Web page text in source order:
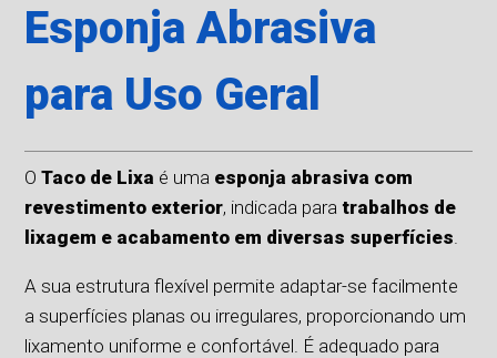
Esponja Abrasiva
para Uso Geral
OTaco de Lixa é uma esponja abrasiva com
revestimento exterior, indicada paratrabalhos de
lixagem e acabamento em diversas superfícies
A sua estrutura flexível permite adaptar-se facilmente
a superfícies planas ou irregulares, proporcionando um
lixamento uniforme e confortável. É adequado para